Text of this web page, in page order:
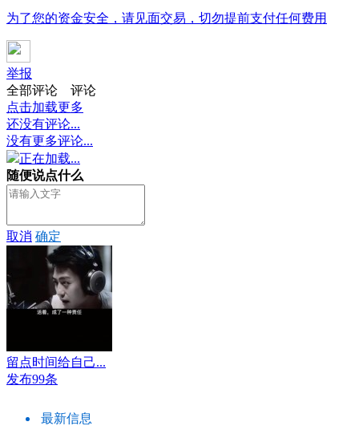
为了您的资金安全，请见面交易，切勿提前支付任何费用
举报
全部评论
评论
点击加载更多
还没有评论...
没有更多评论...
正在加载...
随便说点什么
取消 确定
留点时间给自己...
发布99条
最新信息